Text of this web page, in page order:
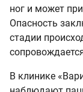
ног и может
Опасность
стадии
В клинике